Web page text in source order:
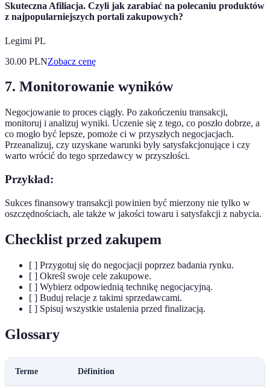
Skuteczna Afiliacja. Czyli jak zarabiać na polecaniu produktów
z najpopularniejszych portali zakupowych?
Legimi PL
30.00 PLNZobacz cenę
7. Monitorowanie wyników
Negocjowanie to proces ciągły. Po zakończeniu transakcji,
monitoruj i analizuj wyniki. Uczenie się z tego, co poszło dobrze, a
co mogło być lepsze, pomoże ci w przyszłych negocjacjach.
Przeanalizuj, czy uzyskane warunki były satysfakcjonujące i czy
warto wrócić do tego sprzedawcy w przyszłości.
Przykład:
Sukces finansowy transakcji powinien być mierzony nie tylko w
oszczędnościach, ale także w jakości towaru i satysfakcji z nabycia.
Checklist przed zakupem
[ ] Przygotuj się do negocjacji poprzez badania rynku.
[ ] Określ swoje cele zakupowe.
[ ] Wybierz odpowiednią technikę negocjacyjną.
[ ] Buduj relacje z takimi sprzedawcami.
[ ] Spisuj wszystkie ustalenia przed finalizacją.
Glossary
Terme Définition